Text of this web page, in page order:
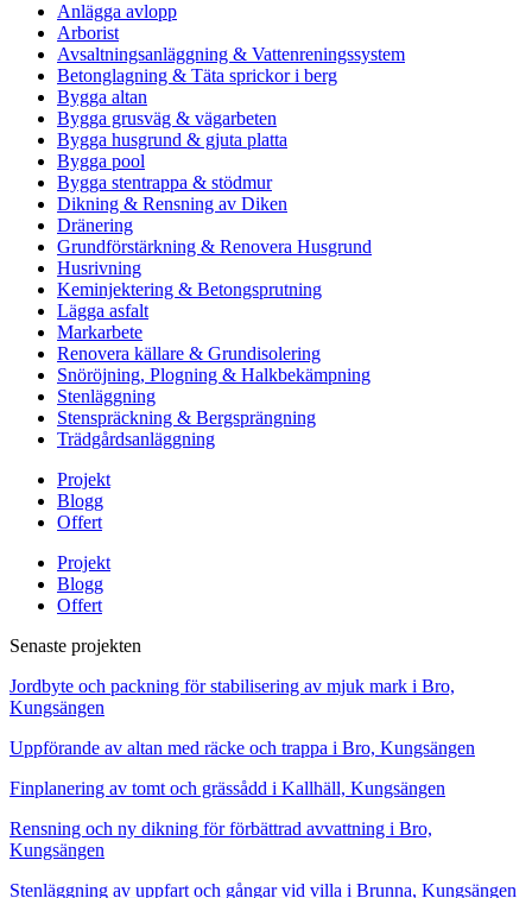
Anlägga avlopp
Arborist
Avsaltningsanläggning & Vattenreningssystem
Betonglagning & Täta sprickor i berg
Bygga altan
Bygga grusväg & vägarbeten
Bygga husgrund & gjuta platta
Bygga pool
Bygga stentrappa & stödmur
Dikning & Rensning av Diken
Dränering
Grundförstärkning & Renovera Husgrund
Husrivning
Keminjektering & Betongsprutning
Lägga asfalt
Markarbete
Renovera källare & Grundisolering
Snöröjning, Plogning & Halkbekämpning
Stenläggning
Stenspräckning & Bergsprängning
Trädgårdsanläggning
Projekt
Blogg
Offert
Projekt
Blogg
Offert
Senaste projekten
Jordbyte och packning för stabilisering av mjuk mark i Bro,
Kungsängen
Uppförande av altan med räcke och trappa i Bro, Kungsängen
Finplanering av tomt och grässådd i Kallhäll, Kungsängen
Rensning och ny dikning för förbättrad avvattning i Bro,
Kungsängen
Stenläggning av uppfart och gångar vid villa i Brunna, Kungsängen